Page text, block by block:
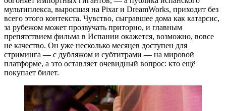
мультиплекса, выросшая на Pixar и DreamWorks, приходит без
всего этого контекста. Чувство, сыгравшее дома как катарсис,
за рубежом может прозвучать приторно, и главным
препятствием фильма в Испании окажется, возможно, вовсе
не качество. Он уже несколько месяцев доступен для
стриминга — с дубляжом и субтитрами — на мировой
платформе, а это оставляет очевидный вопрос: кто ещё
покупает билет.